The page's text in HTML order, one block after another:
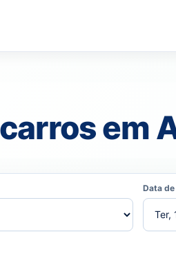
em
Data